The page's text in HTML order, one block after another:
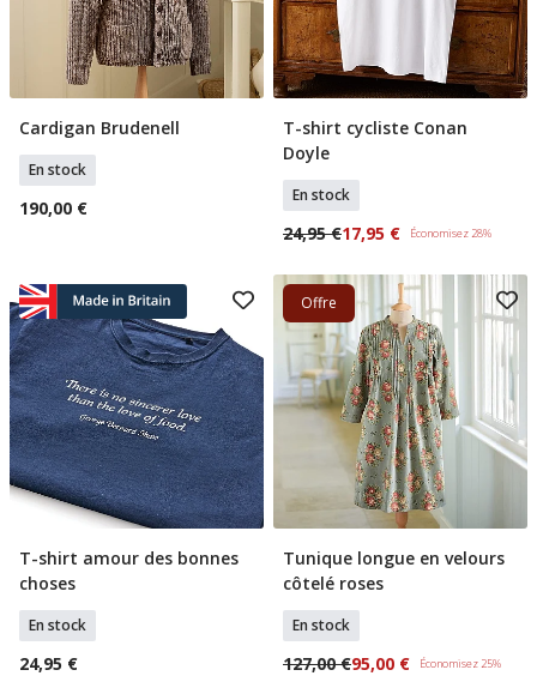
Ajouter Au Panier
Cardigan Brudenell
En stock
190,00 €
Sélectionner Tailles
T-shirt cycliste Conan
Doyle
En stock
24,95 €17,95 € Économisez 28%
Sélectionner Tailles
T-shirt amour des bonnes
choses
En stock
24,95 €
Offre
Sélectionner Tailles
Tunique longue en velours
côtelé roses
En stock
127,00 €95,00 € Économisez 25%